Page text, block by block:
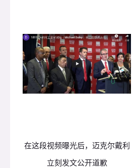
在这段视频曝光后，迈克尔戴利
立刻发文公开道歉